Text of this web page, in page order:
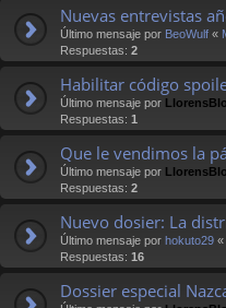
Nuevas entrevistas
Último mensaje por BeoWulf «
Respuestas: 2
Habilitar código
Último mensaje por
Respuestas: 1
Que le vendimos la
Último mensaje por
Respuestas: 2
Nuevo dosier: La
Último mensaje por hokuto29 «
Respuestas: 16
Dossier especial